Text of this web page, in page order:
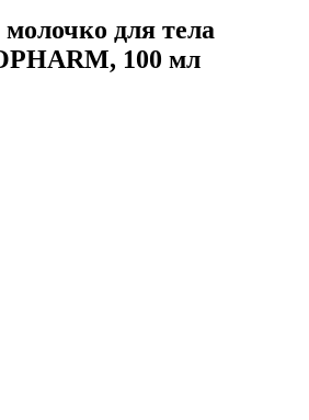
для тела
100 мл